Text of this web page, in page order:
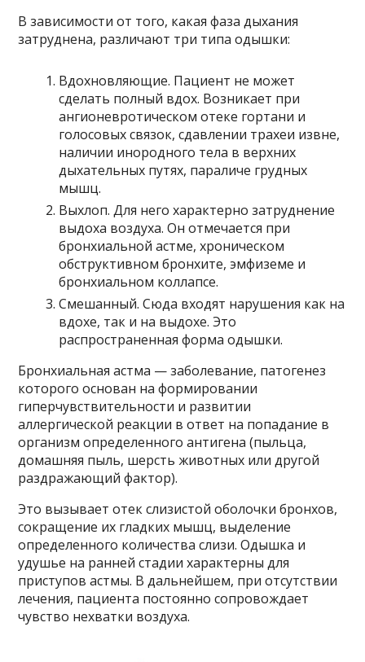
В зависимости от того, какая фаза дыхания
затруднена, различают три типа одышки:
Вдохновляющие. Пациент не может
сделать полный вдох. Возникает при
ангионевротическом отеке гортани и
голосовых связок, сдавлении трахеи извне,
наличии инородного тела в верхних
дыхательных путях, параличе грудных
мышц.
Выхлоп. Для него характерно затруднение
выдоха воздуха. Он отмечается при
бронхиальной астме, хроническом
обструктивном бронхите, эмфиземе и
бронхиальном коллапсе.
Смешанный. Сюда входят нарушения как на
вдохе, так и на выдохе. Это
распространенная форма одышки.
Бронхиальная астма — заболевание, патогенез
которого основан на формировании
гиперчувствительности и развитии
аллергической реакции в ответ на попадание в
организм определенного антигена (пыльца,
домашняя пыль, шерсть животных или другой
раздражающий фактор).
Это вызывает отек слизистой оболочки бронхов,
сокращение их гладких мышц, выделение
определенного количества слизи. Одышка и
удушье на ранней стадии характерны для
приступов астмы. В дальнейшем, при отсутствии
лечения, пациента постоянно сопровождает
чувство нехватки воздуха.